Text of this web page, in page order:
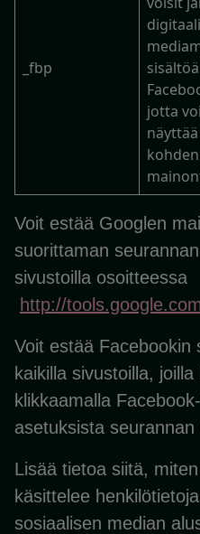
_fbp
sisältöä
jotta
Voit estää Googlen
suorittaman
sivustoilla osoitteessa
http://
Voit estää Facebookin
kaikilla sivustoilla,
klikkaamalla
asetuksista
Lisää tietoa siitä,
käsittelee
sosiaalisen median